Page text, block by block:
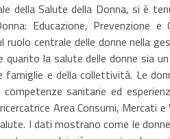
della Salute della Donna, si è
Educazione, Prevenzione
centrale delle donne nella
quanto la salute delle donne sia
famiglie e della collettività. Le
sanitarie ed
Area Consumi,
I dati mostrano come le